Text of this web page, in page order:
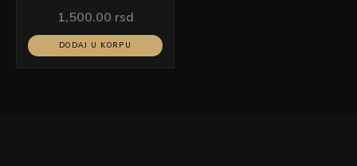
1,500.00 rsd
DODAJ U KORPU